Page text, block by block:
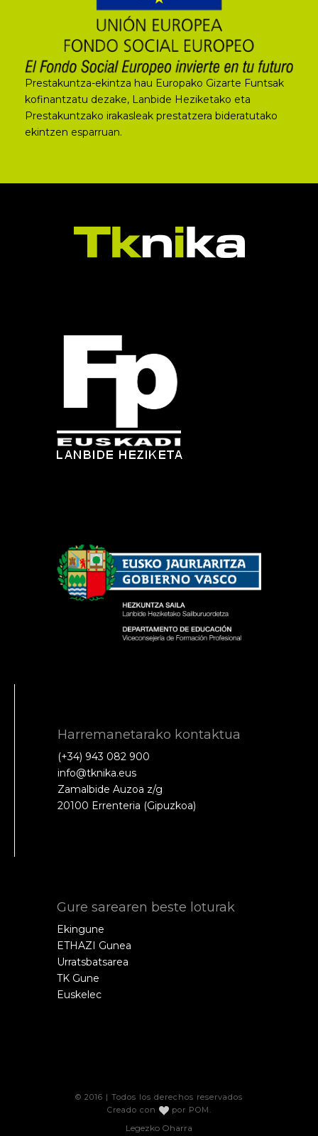
Prestakuntza-ekintza hau Europako Gizarte Funtsak
kofinantzatu dezake, Lanbide Heziketako eta
Prestakuntzako irakasleak prestatzera bideratutako
ekintzen esparruan.
Harremanetarako kontaktua
(+34) 943 082 900
info@tknika.eus
Zamalbide Auzoa z/g
20100 Errenteria (Gipuzkoa)
Gure sarearen beste loturak
Ekingune
ETHAZI Gunea
Urratsbatsarea
TK Gune
Euskelec
© 2016 | Todos los derechos reservados
Creado con
por POM .
Legezko Oharra